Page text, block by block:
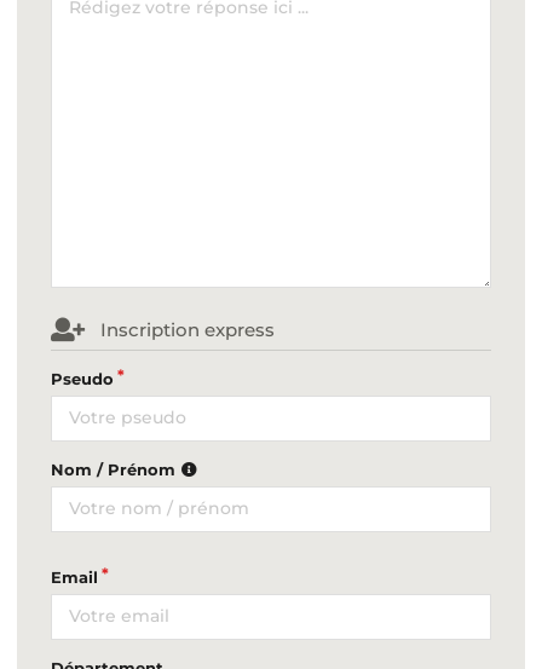
Inscription express
Pseudo
Nom / Prénom
Email